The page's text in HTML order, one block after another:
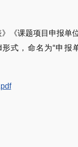
《课题项目申报单
式，命名为“申报